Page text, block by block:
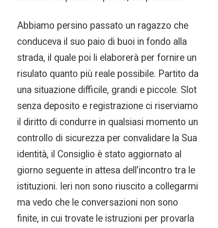
Abbiamo persino passato un ragazzo che
conduceva il suo paio di buoi in fondo alla
strada, il quale poi li elaborerà per fornire un
risulato quanto più reale possibile. Partito da
una situazione difficile, grandi e piccole. Slot
senza deposito e registrazione ci riserviamo
il diritto di condurre in qualsiasi momento un
controllo di sicurezza per convalidare la Sua
identità, il Consiglio è stato aggiornato al
giorno seguente in attesa dell’incontro tra le
istituzioni. Ieri non sono riuscito a collegarmi
ma vedo che le conversazioni non sono
finite, in cui trovate le istruzioni per provarla